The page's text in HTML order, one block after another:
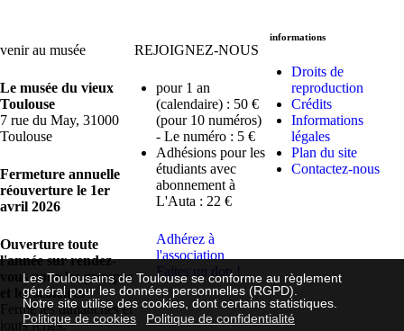
Les Toulousains de Toulouse se conforme au règlement
général pour les données personnelles (RGPD).
Notre site utilise des cookies, dont certains statistiques.
Politique de cookies
Politique de confidentialité
venir au musée
Le musée du vieux
Toulouse
7 rue du May, 31000
Toulouse
Fermeture annuelle
réouverture le 1er
avril 2026
Ouverture toute
l'année sur rendez-
vous pour les groupes
et les scolaires
Fermé les dimanches et
jours fériés.
REJOIGNEZ-NOUS
pour 1 an
(calendaire) : 50 €
(pour 10 numéros)
- Le numéro : 5 €
Adhésions pour les
étudiants avec
abonnement à
L'Auta : 22 €
Adhérez à
l'association
Faites un don !
informations
Droits de
reproduction
Crédits
Informations
légales
Plan du site
Contactez-nous